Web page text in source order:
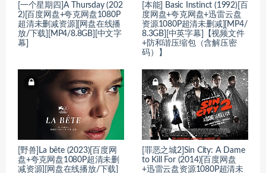
[一个星期四]A Thursday (202
2)[百度网盘+夸克网盘1080P
超清未删减资源][网盘在线播
放/下载][MP4/8.8GB][中文字
幕]
[本能] Basic Instinct (1992)[百
度网盘+夸克网盘+迅雷云盘
资源1080P超清未删减][MP4/
8.3GB][中英字幕]【视频文件
+防和谐压缩包（含解压密
码）】
[野兽]La bête (2023)[百度网
盘+夸克网盘1080P超清未删
减资源][网盘在线播放/下载]
[罪恶之城2]Sin City: A Dame
to Kill For (2014)[百度网盘
+迅雷云盘资源1080P超清未